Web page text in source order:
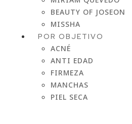
BEAUTY OF JOSEON
MISSHA
POR OBJETIVO
ACNÉ
ANTI EDAD
FIRMEZA
MANCHAS
PIEL SECA